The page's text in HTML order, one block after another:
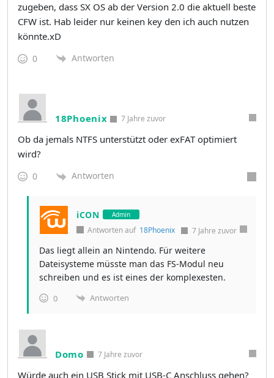
zugeben, dass SX OS ab der Version 2.0 die aktuell beste
CFW ist. Hab leider nur keinen key den ich auch nutzen
könnte.xD
0 Antworten
18Phoenix 7 Jahre zuvor
Ob da jemals NTFS unterstützt oder exFAT optimiert
wird?
0 Antworten
iCON Admin
Antworten auf 18Phoenix 7 Jahre zuvor
Das liegt allein an Nintendo. Für weitere
Dateisysteme müsste man das FS-Modul neu
schreiben und es ist eines der komplexesten.
0 Antworten
Domo 7 Jahre zuvor
Würde auch ein USB Stick mit USB-C Anschluss gehen?